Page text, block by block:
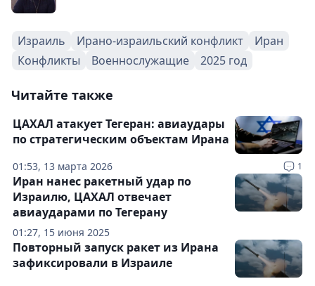
Израиль Ирано-израильский конфликт
Иран
Конфликты
Военнослужащие 2025 год
Читайте также
01:53, 13 марта 2026 1
ЦАХАЛ атакует Тегеран: авиаудары
по стратегическим объектам Ирана
01:27, 15 июня 2025
Иран нанес ракетный удар по
Израилю, ЦАХАЛ отвечает
авиаударами по Тегерану
Повторный запуск ракет из Ирана
зафиксировали в Израиле